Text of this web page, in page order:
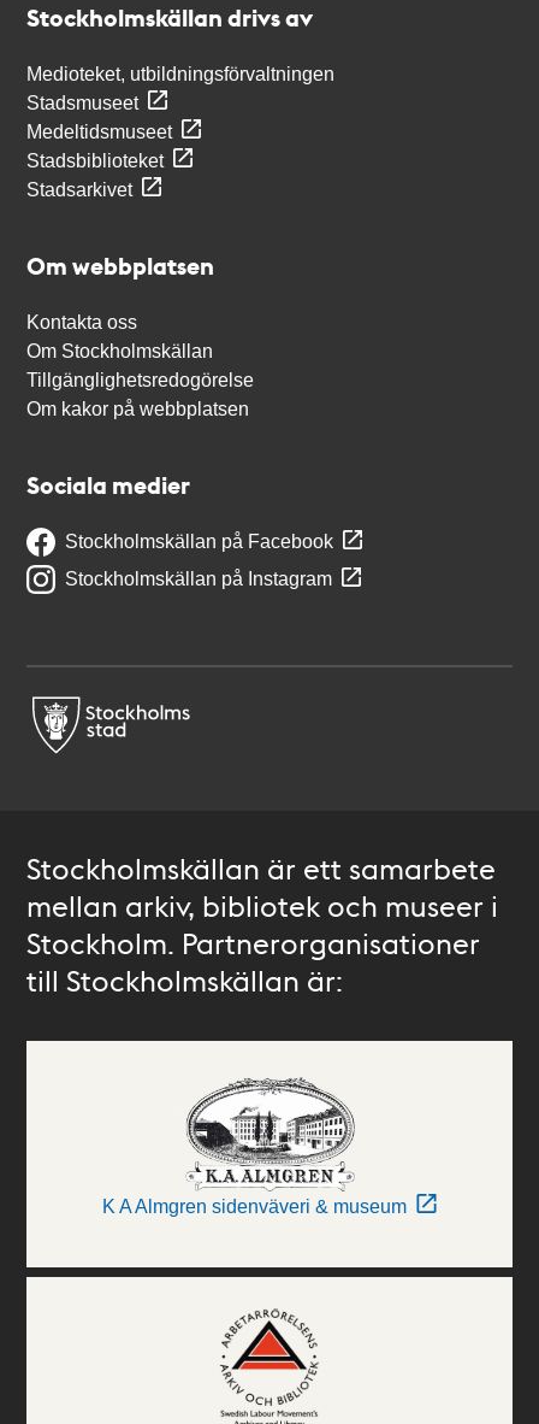
Stockholmskällan drivs av
Medioteket, utbildningsförvaltningen
Stadsmuseet
Medeltidsmuseet
Stadsbiblioteket
Stadsarkivet
Om webbplatsen
Kontakta oss
Om Stockholmskällan
Tillgänglighetsredogörelse
Om kakor på webbplatsen
Sociala medier
Stockholmskällan på Facebook
Stockholmskällan på Instagram
Stockholmskällan är ett samarbete
mellan arkiv, bibliotek och museer i
Stockholm. Partnerorganisationer
till Stockholmskällan är:
K A Almgren sidenväveri & museum